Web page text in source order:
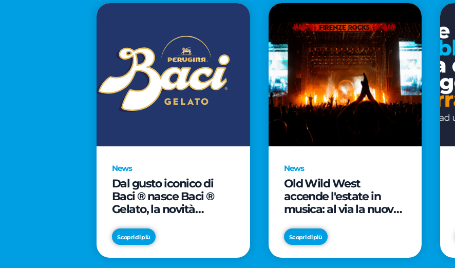
News
Dal gusto iconico di
Baci ® nasce Baci ®
Gelato, la novità
Scopri di più
News
Old Wild West
accende l'estate in
musica: al via la nuova
e le prestigiose
partnership con Radio
Italia e Live Nation
Scopri di più